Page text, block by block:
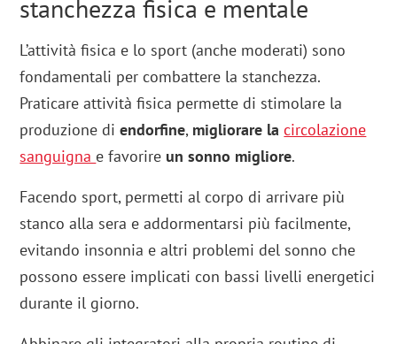
stanchezza fisica e mentale
L’attività fisica e lo sport (anche moderati) sono
fondamentali per combattere la stanchezza.
Praticare attività fisica permette di stimolare la
produzione diendorfine, migliorare lacircolazione
sanguigna e favorire un sonno migliore.
Facendo sport, permetti al corpo di arrivare più
stanco alla sera e addormentarsi più facilmente,
evitando insonnia e altri problemi del sonno che
possono essere implicati con bassi livelli energetici
durante il giorno.